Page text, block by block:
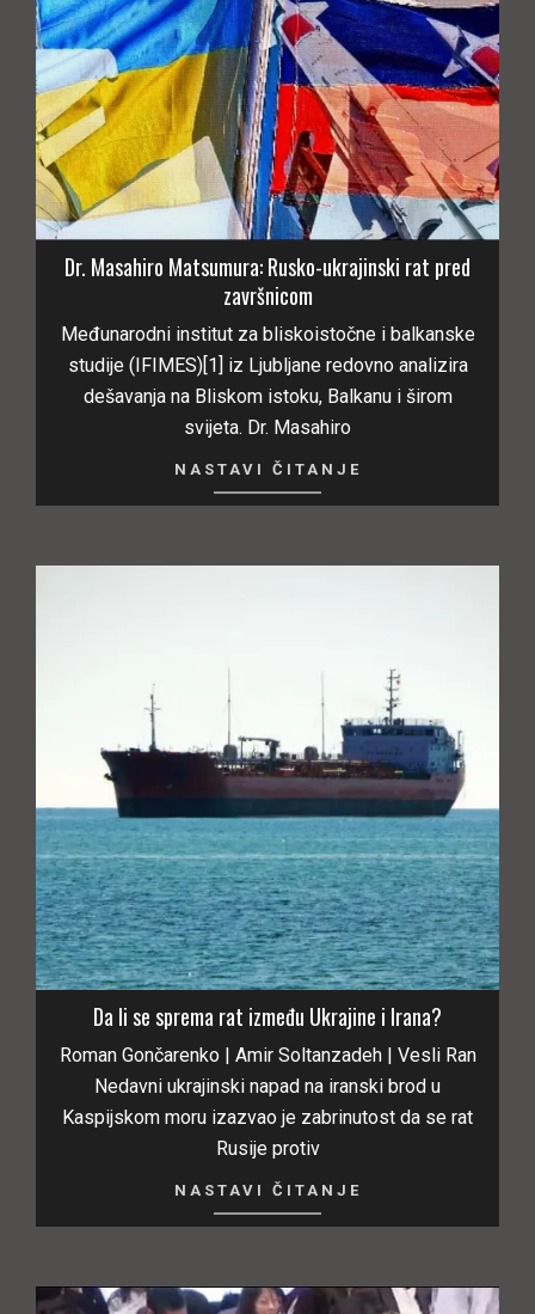
Dr. Masahiro Matsumura: Rusko-ukrajinski rat pred
završnicom
Međunarodni institut za bliskoistočne i balkanske
studije (IFIMES)[1] iz Ljubljane redovno analizira
dešavanja na Bliskom istoku, Balkanu i širom
svijeta. Dr. Masahiro
NASTAVI ČITANJE
Da li se sprema rat između Ukrajine i Irana?
Roman Gončarenko | Amir Soltanzadeh | Vesli Ran
Nedavni ukrajinski napad na iranski brod u
Kaspijskom moru izazvao je zabrinutost da se rat
Rusije protiv
NASTAVI ČITANJE